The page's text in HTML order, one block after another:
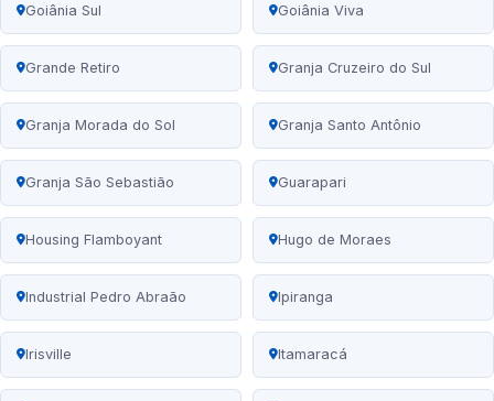
Goiânia Sul Goiânia Viva
Grande Retiro Granja Cruzeiro do Sul
Granja Morada do Sol Granja Santo Antônio
Granja São Sebastião Guarapari
Housing Flamboyant Hugo de Moraes
Industrial Pedro Abraão Ipiranga
Irisville Itamaracá